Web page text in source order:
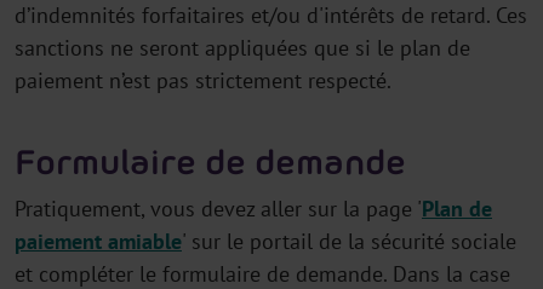
d’indemnités forfaitaires et/ou d'intérêts de retard. Ces
sanctions ne seront appliquées que si le plan de
paiement n’est pas strictement respecté.
Formulaire de demande
Pratiquement, vous devez aller sur la page 'Plan de
paiement amiable' sur le portail de la sécurité sociale
et compléter le formulaire de demande. Dans la case